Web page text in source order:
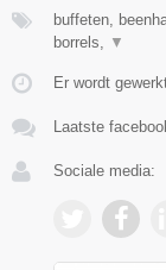
buffeten,
borrels,
▼
Er wordt
Laatste
Sociale media: